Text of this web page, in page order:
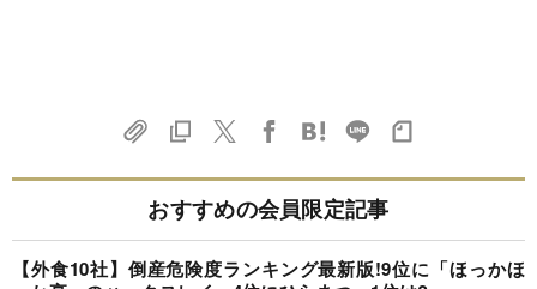
おすすめの会員限定記事
【外食10社】倒産危険度ランキング最新版!9位に「ほっかほ